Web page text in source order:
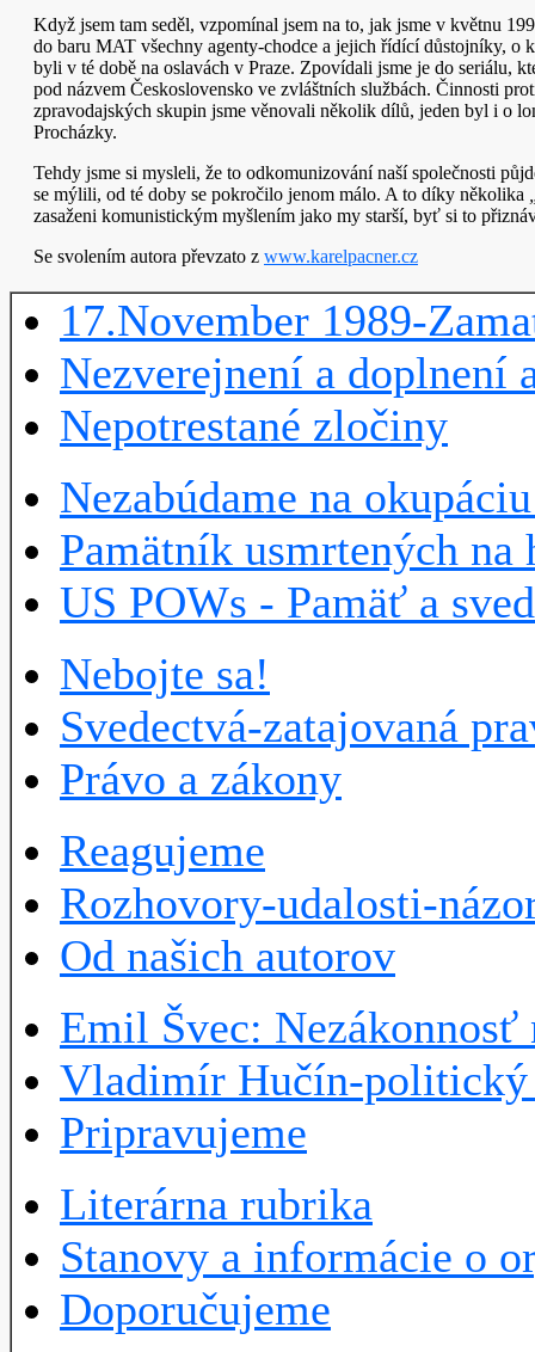
Když jsem tam seděl, vzpomínal jsem na to, jak jsme v květnu
do baru MAT všechny agenty-chodce a jejich řídící důstojníky, o
byli v té době na oslavách v Praze. Zpovídali jsme je do seriálu,
pod názvem Československo ve zvláštních službách. Činnosti
zpravodajských skupin jsme věnovali několik dílů, jeden byl i o
Procházky.
Tehdy jsme si mysleli, že to odkomunizování naší společnosti
se mýlili, od té doby se pokročilo jenom málo. A to díky několika
zasaženi komunistickým myšlením jako my starší, byť si to
Se svolením autora převzato z www.karelpacner.cz
17.November 1989-
Nezverejnení a doplnení
Nepotrestané zločiny
Nezabúdame na
Pamätník usmrtených na
US POWs - Pamäť a
Nebojte sa!
Svedectvá-zatajovaná
Právo a zákony
Reagujeme
Rozhovory-udalosti-
Od našich autorov
Emil Švec: Nezákonnosť
Vladimír Hučín-politický
Pripravujeme
Literárna rubrika
Stanovy a informácie o
Doporučujeme